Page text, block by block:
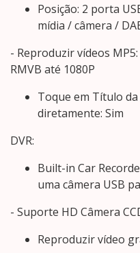
Posição: 2 porta
mídia / câmera /
- Reproduzir vídeos
RMVB até 1080P
Toque em Título
diretamente: Sim
DVR:
Built-in Car
uma câmera USB
- Suporte HD Câmera
Reproduzir vídeo